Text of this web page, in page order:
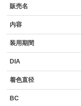
販売名
内容
装用期間
DIA
着色直径
BC